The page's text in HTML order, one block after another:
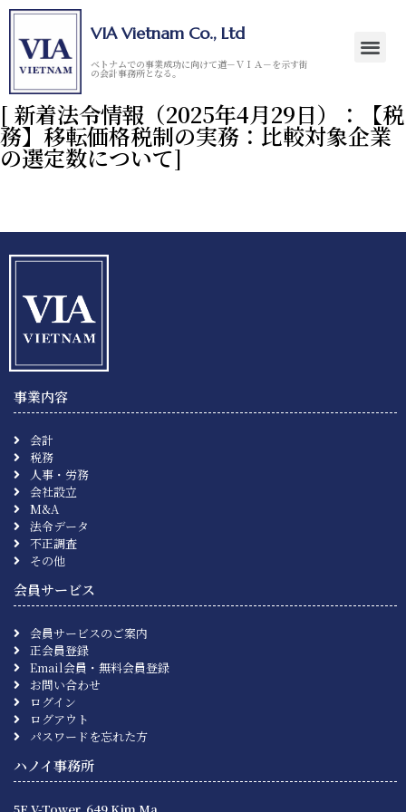
VIA Vietnam Co., Ltd
ベトナムでの事業成功に向けて道－ＶＩＡ－を示す街
の会計事務所となる。
[ 新着法令情報（2025年4月29日）：【税
務】移転価格税制の実務：比較対象企業
の選定数について]
事業内容
会計
税務
人事・労務
会社設立
M&A
法令データ
不正調査
その他
会員サービス
会員サービスのご案内
正会員登録
Email会員・無料会員登録
お問い合わせ
ログイン
ログアウト
パスワードを忘れた方
ハノイ事務所